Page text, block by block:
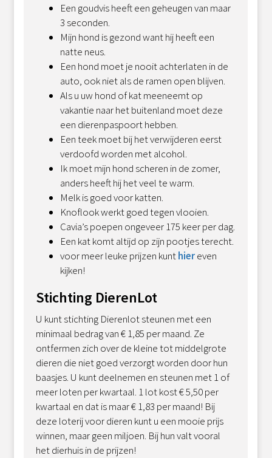
Een goudvis heeft een geheugen van maar
3 seconden.
Mijn hond is gezond want hij heeft een
natte neus.
Een hond moet je nooit achterlaten in de
auto, ook niet als de ramen open blijven.
Als u uw hond of kat meeneemt op
vakantie naar het buitenland moet deze
een dierenpaspoort hebben.
Een teek moet bij het verwijderen eerst
verdoofd worden met alcohol.
Ik moet mijn hond scheren in de zomer,
anders heeft hij het veel te warm.
Melk is goed voor katten.
Knoflook werkt goed tegen vlooien.
Cavia’s poepen ongeveer 175 keer per dag.
Een kat komt altijd op zijn pootjes terecht.
voor meer leuke prijzen kunthiereven
kijken!
Stichting DierenLot
U kunt stichting Dierenlot steunen met een
minimaal bedrag van € 1,85 per maand. Ze
ontfermen zich over de kleine tot middelgrote
dieren die niet goed verzorgt worden door hun
baasjes. U kunt deelnemen en steunen met 1 of
meer loten per kwartaal. 1 lot kost € 5,50 per
kwartaal en dat is maar € 1,83 per maand! Bij
deze loterij voor dieren kunt u een mooie prijs
winnen, maar geen miljoen. Bij hun valt vooral
het dierhuis in de prijzen!